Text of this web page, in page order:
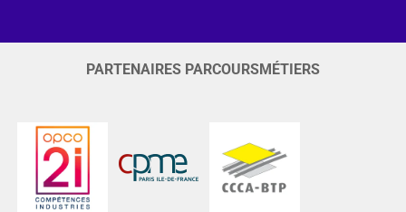
PARTENAIRES PARCOURSMÉTIERS